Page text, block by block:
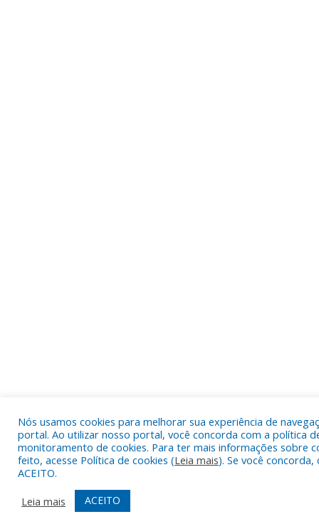
Nós usamos cookies para melhorar sua experiência de
portal. Ao utilizar nosso portal, você concorda com a política
monitoramento de cookies. Para ter mais informações sobre
feito, acesse Política de cookies (Leia mais). Se você concorda,
ACEITO.
Leia mais
ACEITO